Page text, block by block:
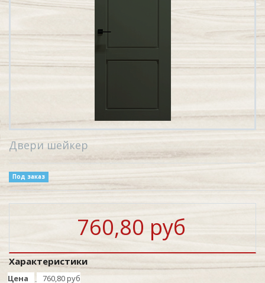
Двери шейкер
Под заказ
760,80 руб
Характеристики
Цена
760,80 руб